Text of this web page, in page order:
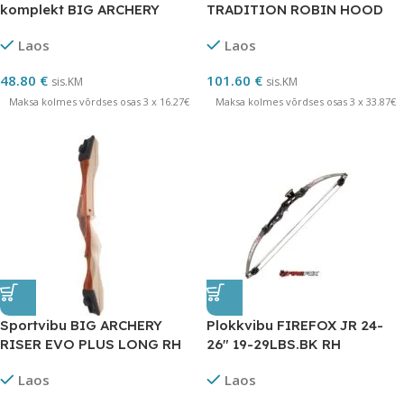
komplekt BIG ARCHERY
Laos
48.80 € sis.KM
Maksa kolmes võrdses osas 3 x 16.27€
TRADITION ROBIN HOOD
Laos
101.60 € sis.KM
Maksa kolmes võrdses osas 3 x 33.87€
Sportvibu BIG ARCHERY
RISER EVO PLUS LONG RH
Laos
Plokkvibu FIREFOX JR 24-
26″ 19-29LBS.BK RH
Laos